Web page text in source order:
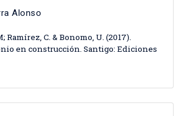
Alonso
Ramírez, C. & Bonomo, U. (2017).
en construcción. Santigo: Ediciones